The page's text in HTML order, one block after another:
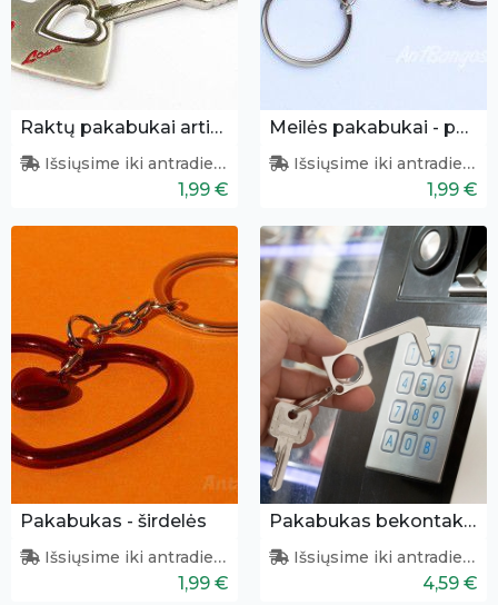
Raktų pakabukai artimui
Išsiųsime iki antradienio
1,99 €
Meilės pakabukai - pelytė ir klaviatūra
Išsiųsime iki antradienio
1,99 €
Pakabukas - širdelės
Išsiųsime iki antradienio
1,99 €
Pakabukas bekontakčiam prisilietimui
Išsiųsime iki antradienio
4,59 €